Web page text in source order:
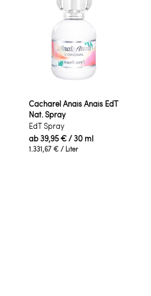
Cacharel Anais Anais EdT
Nat. Spray
EdT Spray
ab39,95 € / 30 ml
1.331,67 € / Liter